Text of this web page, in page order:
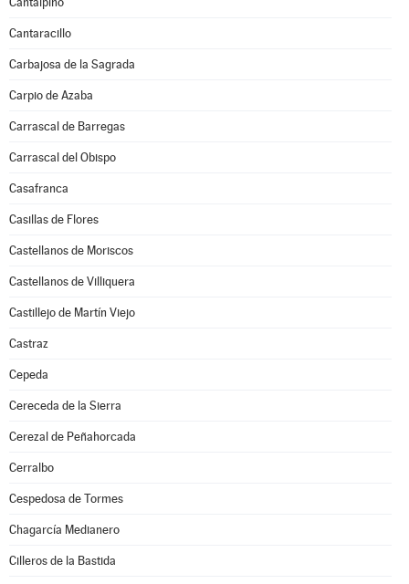
Cantaracillo
Carbajosa de la Sagrada
Carpio de Azaba
Carrascal de Barregas
Carrascal del Obispo
Casafranca
Casillas de Flores
Castellanos de Moriscos
Castellanos de Villiquera
Castillejo de Martín Viejo
Castraz
Cepeda
Cereceda de la Sierra
Cerezal de Peñahorcada
Cerralbo
Cespedosa de Tormes
Chagarcía Medianero
Cilleros de la Bastida